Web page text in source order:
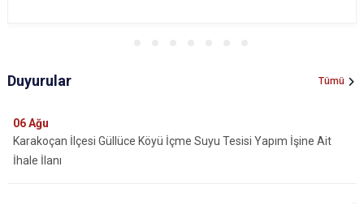
Duyurular Tümü
06Ağu
Karakoçan İlçesi Güllüce Köyü İçme Suyu Tesisi Yapım İşine Ait
İhale İlanı